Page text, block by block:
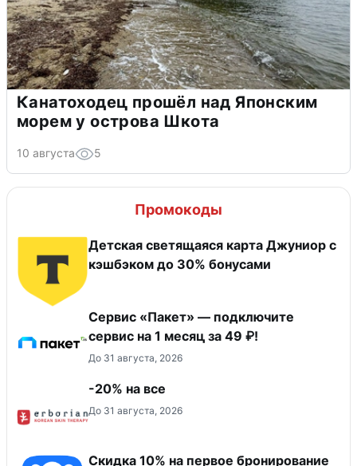
Канатоходец прошёл над Японским
морем у острова Шкота
10 августа 5
Промокоды
Детская светящаяся карта Джуниор c
кэшбэком до 30% бонусами
Сервис «Пакет» — подключите
сервис на 1 месяц за 49 ₽!
До 31 августа, 2026
-20% на все
До 31 августа, 2026
Скидка 10% на первое бронирование